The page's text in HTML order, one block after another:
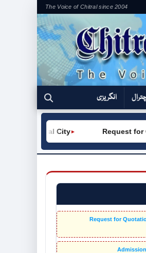
The Voice of Chitral since 2004
انگریزی
Request for
Request for